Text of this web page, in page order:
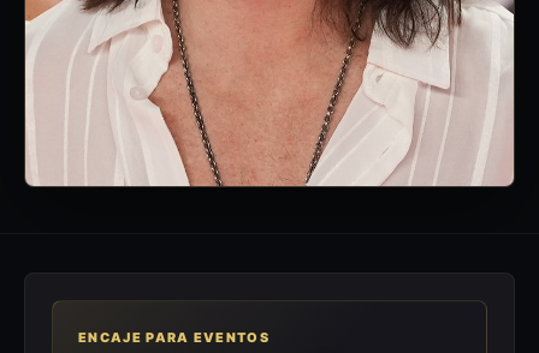
ENCAJE PARA EVENTOS